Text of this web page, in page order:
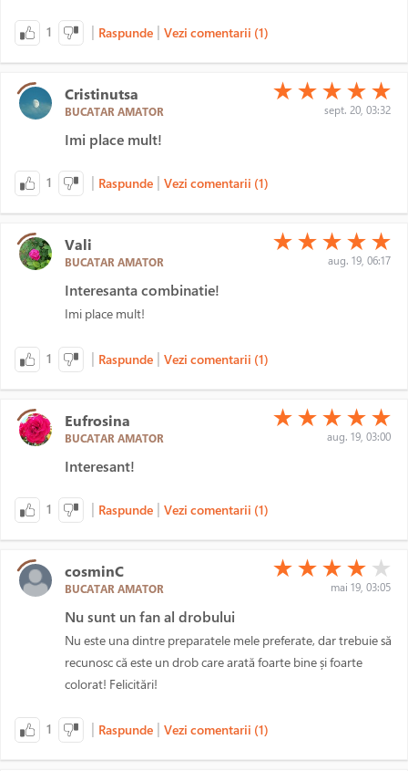
1 | Raspunde | Vezi comentarii (1)
Cristinutsa
BUCATAR AMATOR
(*)
★ (*)
★ (*)
★ (*)
★ (*)
★
sept. 20, 03:32
Imi place mult!
1 | Raspunde | Vezi comentarii (1)
Vali
BUCATAR AMATOR
(*)
★ (*)
★ (*)
★ (*)
★ (*)
★
aug. 19, 06:17
Interesanta combinatie!
Imi place mult!
1 | Raspunde | Vezi comentarii (1)
Eufrosina
BUCATAR AMATOR
(*)
★ (*)
★ (*)
★ (*)
★ (*)
★
aug. 19, 03:00
Interesant!
1 | Raspunde | Vezi comentarii (1)
cosminC
BUCATAR AMATOR
(*)
★ (*)
★ (*)
★ (*)
★ ( )
★
mai 19, 03:05
Nu sunt un fan al drobului
Nu este una dintre preparatele mele preferate, dar trebuie să
recunosc că este un drob care arată foarte bine și foarte
colorat! Felicitări!
1 | Raspunde | Vezi comentarii (1)